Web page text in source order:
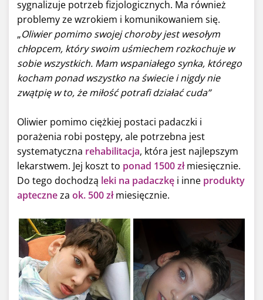
sygnalizuje potrzeb fizjologicznych. Ma również
problemy ze wzrokiem i komunikowaniem się.
„Oliwier pomimo swojej choroby jest wesołym
chłopcem, który swoim uśmiechem rozkochuje w
sobie wszystkich. Mam wspaniałego synka, którego
kocham ponad wszystko na świecie i nigdy nie
zwątpię w to, że miłość potrafi działać cuda”
Oliwier pomimo ciężkiej postaci padaczki i
porażenia robi postępy, ale potrzebna jest
systematyczna rehabilitacja, która jest najlepszym
lekarstwem. Jej koszt to ponad 1500 złmiesięcznie.
Do tego dochodzą leki na padaczkę i inne produkty
apteczneza ok. 500 złmiesięcznie.